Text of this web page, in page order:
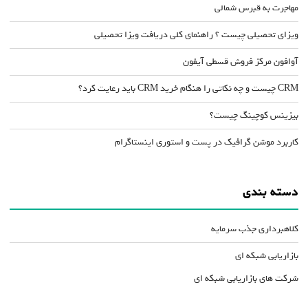
مهاجرت به قبرس شمالی
ویزای تحصیلی چیست ؟ راهنمای کلی دریافت ویزا تحصیلی
آوافون مرکز فروش قسطی آیفون
CRM چیست و چه نکاتی را هنگام خرید CRM باید رعایت کرد؟
بیزینس کوچینگ چیست؟
کاربرد موشن گرافیک در پست و استوری اینستاگرام
دسته بندی
کلاهبرداری جذب سرمایه
بازاریابی شبکه ای
شرکت های بازاریابی شبکه ای